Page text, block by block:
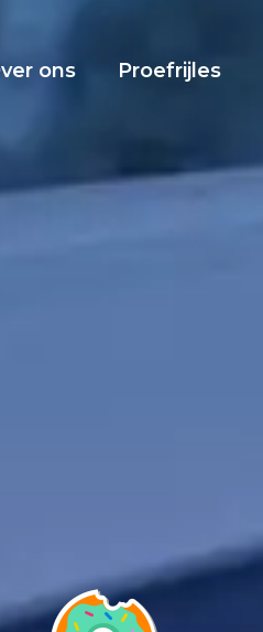
ons Proefrijles